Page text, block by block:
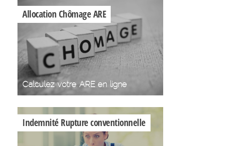
Allocation Chômage ARE
Calculez votre ARE en ligne
Indemnité Rupture conventionnelle